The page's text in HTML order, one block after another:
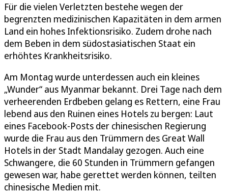
Für die vielen Verletzten bestehe wegen der
begrenzten medizinischen Kapazitäten in dem armen
Land ein hohes Infektionsrisiko. Zudem drohe nach
dem Beben in dem südostasiatischen Staat ein
erhöhtes Krankheitsrisiko.
Am Montag wurde unterdessen auch ein kleines
„Wunder“ aus Myanmar bekannt. Drei Tage nach dem
verheerenden Erdbeben gelang es Rettern, eine Frau
lebend aus den Ruinen eines Hotels zu bergen: Laut
eines Facebook-Posts der chinesischen Regierung
wurde die Frau aus den Trümmern des Great Wall
Hotels in der Stadt Mandalay gezogen. Auch eine
Schwangere, die 60 Stunden in Trümmern gefangen
gewesen war, habe gerettet werden können, teilten
chinesische Medien mit.